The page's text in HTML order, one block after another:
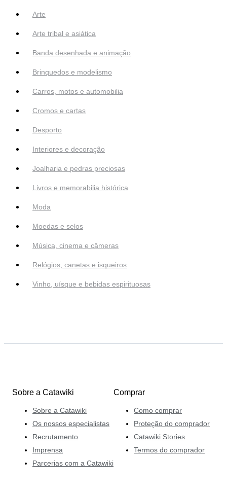
Arte
Arte tribal e asiática
Banda desenhada e animação
Brinquedos e modelismo
Carros, motos e automobilia
Cromos e cartas
Desporto
Interiores e decoração
Joalharia e pedras preciosas
Livros e memorabilia histórica
Moda
Moedas e selos
Música, cinema e câmeras
Relógios, canetas e isqueiros
Vinho, uísque e bebidas espirituosas
Sobre a Catawiki
Sobre a Catawiki
Os nossos especialistas
Recrutamento
Imprensa
Parcerias com a Catawiki
Comprar
Como comprar
Proteção do comprador
Catawiki Stories
Termos do comprador